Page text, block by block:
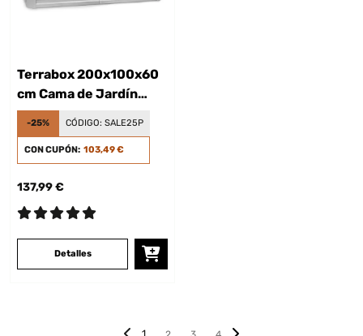
Terrabox 200x100x60
cm Cama de Jardín
elevada Plata
-25% CÓDIGO: SALE25P
CON CUPÓN: 103,49 €
137,99 €
Detalles
1